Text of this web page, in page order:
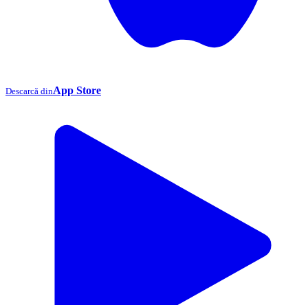
Descarcă dinApp Store